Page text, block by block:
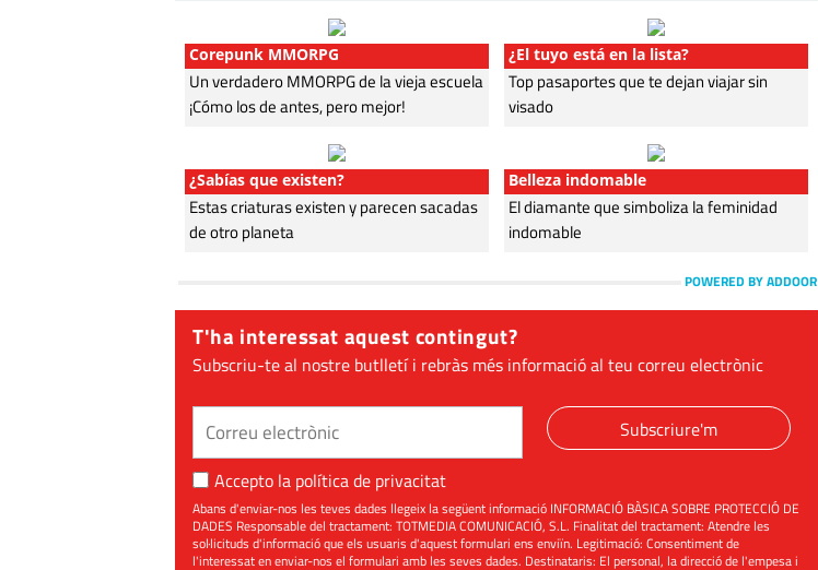
Corepunk MMORPG
Un verdadero MMORPG de la vieja escuela
¡Cómo los de antes, pero mejor!
¿El tuyo está en la lista?
Top pasaportes que te dejan viajar sin
visado
¿Sabías que existen?
Estas criaturas existen y parecen sacadas
de otro planeta
Belleza indomable
El diamante que simboliza la feminidad
indomable
POWERED BY ADDOOR
T'ha interessat aquest contingut?
Subscriu-te al nostre butlletí i rebràs més informació al teu correu electrònic
Subscriure'm
Accepto la política de privacitat
Abans d'enviar-nos les teves dades llegeix la següent informació INFORMACIÓ BÀSICA SOBRE PROTECCIÓ DE
DADES Responsable del tractament: TOTMEDIA COMUNICACIÓ, S.L. Finalitat del tractament: Atendre les
sol·licituds d'informació que els usuaris d'aquest formulari ens enviïn. Legitimació: Consentiment de
l'interessat en enviar-nos el formulari amb les seves dades. Destinataris: El personal, la direcció de l'empesa i